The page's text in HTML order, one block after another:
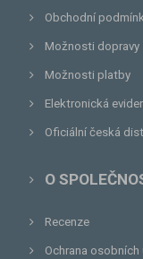
Obchodní
Možnosti dopravy
Možnosti platby
Elektronická
Oficiální česká
O
Recenze
Ochrana osobních